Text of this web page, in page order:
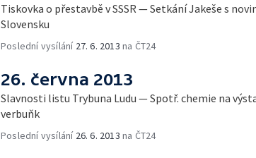
Tiskovka o přestavbě v SSSR — Setkání Jakeše s
Slovensku
Poslední vysílání 27. 6. 2013 na ČT24
26. června 2013
Slavnosti listu Trybuna Ludu — Spotř. chemie na
verbuňk
Poslední vysílání 26. 6. 2013 na ČT24